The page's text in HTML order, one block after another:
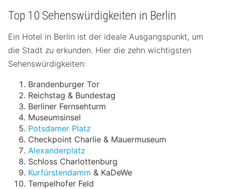
Top 10 Sehenswürdigkeiten in Berlin
Ein Hotel in Berlin ist der ideale Ausgangspunkt, um
die Stadt zu erkunden. Hier die zehn wichtigsten
Sehenswürdigkeiten:
Brandenburger Tor
Reichstag & Bundestag
Berliner Fernsehturm
Museumsinsel
Potsdamer Platz
Checkpoint Charlie & Mauermuseum
Alexanderplatz
Schloss Charlottenburg
Kurfürstendamm & KaDeWe
Tempelhofer Feld